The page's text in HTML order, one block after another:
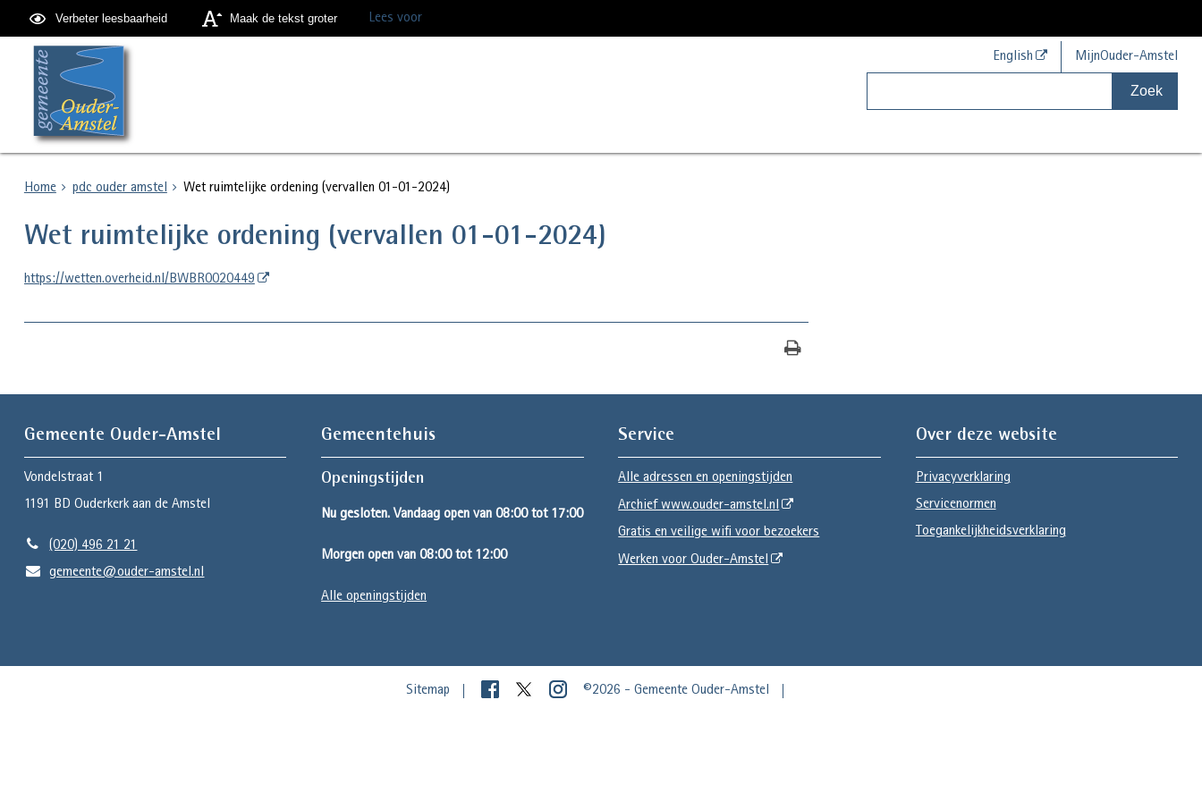
Verbeter leesbaarheid Maak de tekst groter Lees voor
English MijnOuder-Amstel
Zoek
Home pdc ouder amstel Wet ruimtelijke ordening (vervallen 01-01-2024)
Wet ruimtelijke ordening (vervallen 01-01-2024)
https://wetten.overheid.nl/BWBR0020449
Gemeente Ouder-Amstel
Vondelstraat 1
1191 BD Ouderkerk aan de Amstel
(020) 496 21 21
gemeente@ouder-amstel.nl
Gemeentehuis
Openingstijden
Nu gesloten. Vandaag open van 08:00 tot 17:00
Morgen open van 08:00 tot 12:00
Alle openingstijden
Service
Alle adressen en openingstijden
Archief www.ouder-amstel.nl
Gratis en veilige wifi voor bezoekers
Werken voor Ouder-Amstel
Over deze website
Privacyverklaring
Servicenormen
Toegankelijkheidsverklaring
Sitemap ©2026 - Gemeente Ouder-Amstel